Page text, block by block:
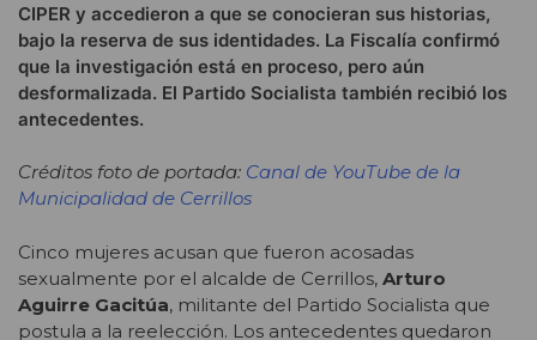
CIPER y accedieron a que se conocieran sus historias,
bajo la reserva de sus identidades. La Fiscalía confirmó
que la investigación está en proceso, pero aún
desformalizada. El Partido Socialista también recibió los
antecedentes.
Créditos foto de portada: Canal de YouTube de la
Municipalidad de Cerrillos
Cinco mujeres acusan que fueron acosadas
sexualmente por el alcalde de Cerrillos, Arturo
Aguirre Gacitúa, militante del Partido Socialista que
postula a la reelección. Los antecedentes quedaron